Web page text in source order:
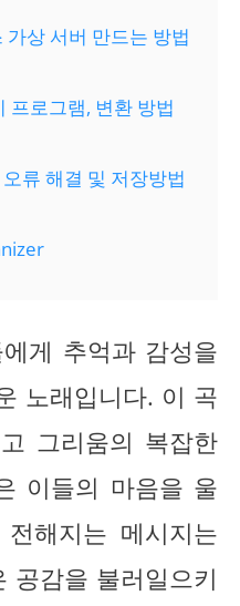
상 서버 만드는 방법
프로그램, 변환 방법
류 해결 및 저장방법
게 추억과 감성을
노래입니다. 이 곡
그리움의 복잡한
이들의 마음을 울
해지는 메시지는
공감을 불러일으키